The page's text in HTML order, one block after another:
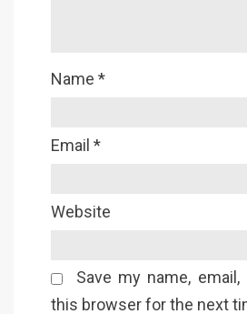
Name *
Email *
Website
Save my name,
this browser for the next